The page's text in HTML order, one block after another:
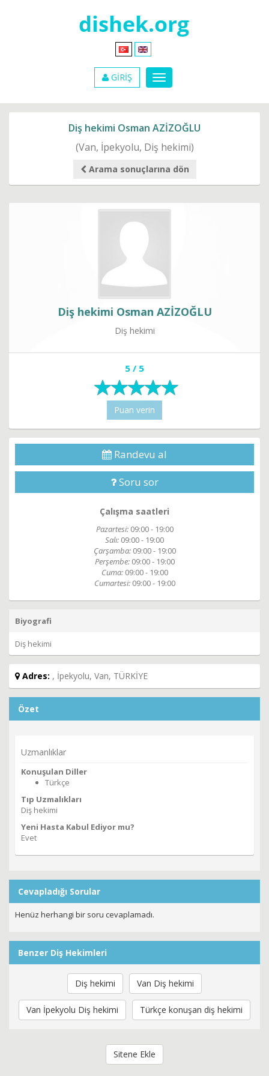
GİRİŞ
Diş hekimi Osman AZİZOĞLU
(Van, İpekyolu, Diş hekimi)
Arama sonuçlarına dön
Diş hekimi Osman AZİZOĞLU
Diş hekimi
5 / 5
Puan verin
Randevu al
Soru sor
Çalışma saatleri
Pazartesi: 09:00 - 19:00
Salı: 09:00 - 19:00
Çarşamba: 09:00 - 19:00
Perşembe: 09:00 - 19:00
Cuma: 09:00 - 19:00
Cumartesi: 09:00 - 19:00
Biyografi
Diş hekimi
Adres: , İpekyolu, Van, TÜRKİYE
Özet
Uzmanlıklar
Konuşulan Diller
Türkçe
Tıp Uzmalıkları
Diş hekimi
Yeni Hasta Kabul Ediyor mu?
Evet
Cevapladığı Sorular
Henüz herhangi bir soru cevaplamadı.
Benzer Diş Hekimleri
Diş hekimi Van Diş hekimi
Van İpekyolu Diş hekimi Türkçe konuşan diş hekimi
Sitene Ekle